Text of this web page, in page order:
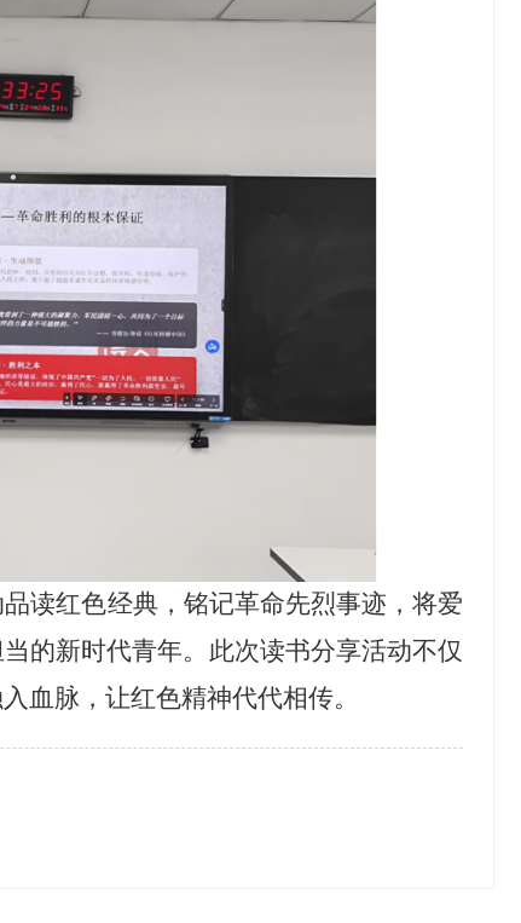
读红色经典，铭记革命先烈事迹，将爱
的新时代青年。此次读书分享活动不仅
血脉，让红色精神代代相传。